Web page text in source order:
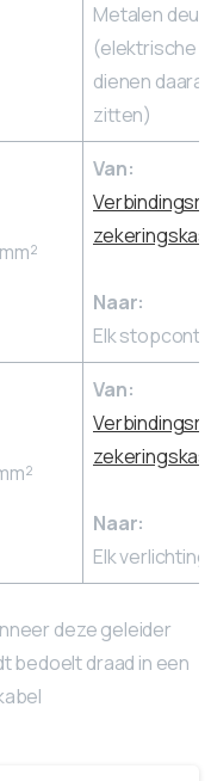
Metalen
(elektrische
dienen
zitten)
Van:
Naar:
Elk
Van:
Naar:
Elk
deze geleider
bedoelt draad in een